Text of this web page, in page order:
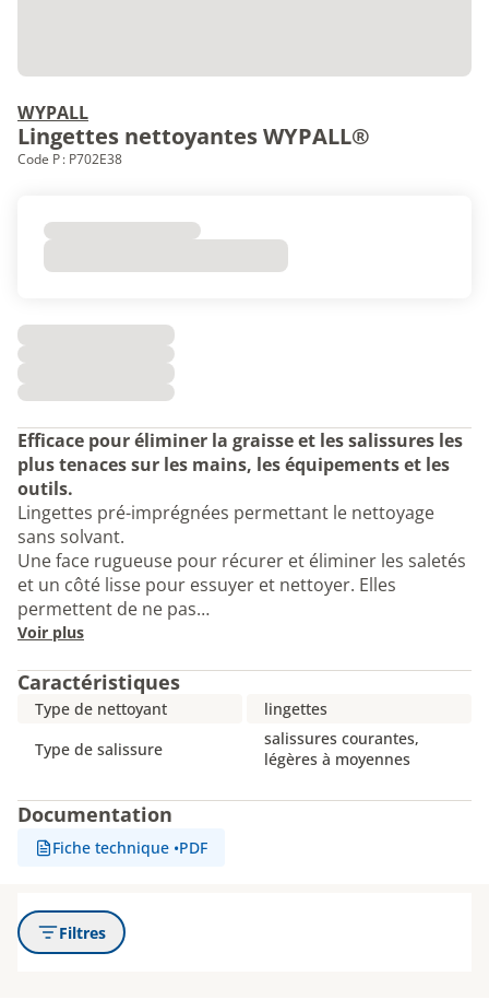
WYPALL
Lingettes nettoyantes WYPALL®
Code P : P702E38
Efficace pour éliminer la graisse et les salissures les
plus tenaces sur les mains, les équipements et les
outils.
Lingettes pré-imprégnées permettant le nettoyage
sans solvant.
Une face rugueuse pour récurer et éliminer les saletés
et un côté lisse pour essuyer et nettoyer. Elles
permettent de ne pas…
Voir plus
Caractéristiques
Type de nettoyant
lingettes
Type de salissure
salissures courantes,
légères à moyennes
Documentation
Fiche technique •PDF
Filtres